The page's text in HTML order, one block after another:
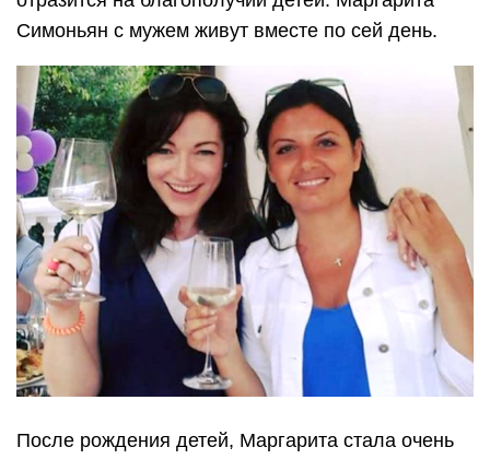
Симоньян с мужем живут вместе по сей день.
После рождения детей, Маргарита стала очень